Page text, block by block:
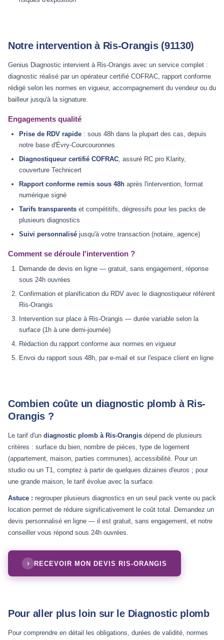
Notre intervention à Ris-Orangis (91130)
Genius Diagnostic intervient à Ris-Orangis avec un service complet :
diagnostic réalisé par un opérateur certifié COFRAC, rapport conforme
rédigé selon les normes en vigueur, accompagnement du vendeur ou du
bailleur jusqu'à la signature.
Engagements qualité
Prise de RDV rapide : sous 48h dans la plupart des cas, depuis
notre base d'Évry-Courcouronnes
Diagnostiqueur certifié COFRAC, assuré RC pro Klarity,
couverture Technicert
Rapport conforme remis sous 48h après l'intervention, format
numérique signé
Tarifs transparents et compétitifs, dégressifs pour les packs de
plusieurs diagnostics
Suivi personnalisé jusqu'à votre transaction (notaire, agence)
Comment se déroule l'intervention ?
Demande de devis en ligne — gratuit, sans engagement, réponse
sous 24h ouvrées
Confirmation et planification du RDV avec le diagnostiqueur référent
Ris-Orangis
Intervention sur place à Ris-Orangis — durée variable selon la
surface (1h à une demi-journée)
Rédaction du rapport conforme aux normes en vigueur
Envoi du rapport sous 48h, par e-mail et sur l'espace client en ligne
Combien coûte un diagnostic plomb à Ris-
Orangis ?
Le tarif d'un diagnostic plomb à Ris-Orangis dépend de plusieurs
critères : surface du bien, nombre de pièces, type de logement
(appartement, maison, parties communes), accessibilité. Pour un
studio ou un T1, comptez à partir de quelques dizaines d'euros ; pour
une grande maison, le tarif évolue avec la surface.
Astuce : regrouper plusieurs diagnostics en un seul pack vente ou pack
location permet de réduire significativement le coût total. Demandez un
devis personnalisé en ligne — il est gratuit, sans engagement, et notre
conseiller vous répond sous 24h ouvrées.
RECEVOIR MON DEVIS RIS-ORANGIS
Pour aller plus loin sur le Diagnostic plomb
Pour comprendre en détail les obligations, durées de validité, normes